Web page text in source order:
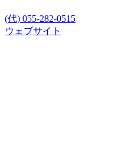
(代) 055-282-0515
ウェブサイト